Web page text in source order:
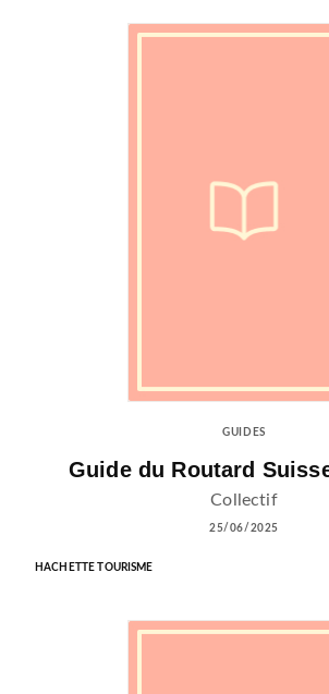
GUIDES
Guide du Routard
Collectif
25/06/2025
HACHETTE TOURISME